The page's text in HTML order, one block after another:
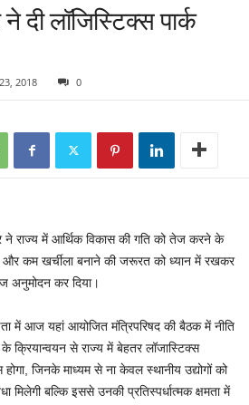
दी लॉजिस्टिक्स पार्क
2018 0
ने राज्य में आर्थिक विकास की गति को तेज करने के
और कम खर्चीला बनाने की जरूरत को ध्यान में रखकर
अनुमोदन कर दिया।
में आज यहां आयोजित मंत्रिपरिषद की बैठक में नीति
क्रियान्वयन से राज्य में बेहतर लॉजास्टिक्स
जिनके माध्यम से ना केवल स्थानीय उद्योगों को
मिलेगी बल्कि इससे उनकी प्रतिस्पर्धात्मक क्षमता में